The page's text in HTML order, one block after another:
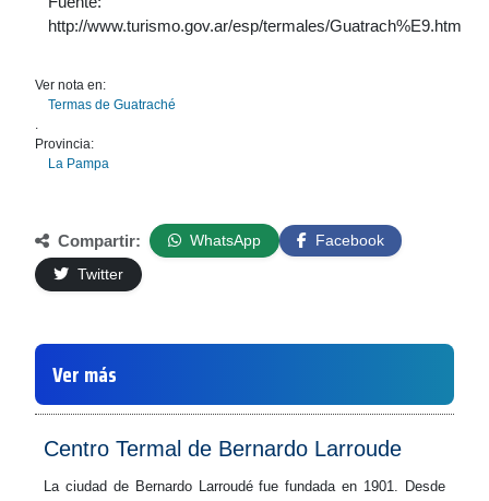
http://www.turismo.gov.ar/esp/termales/Guatrach%E9.htm
Ver nota en:
Termas de Guatraché
.
Provincia:
La Pampa
Compartir: WhatsApp
Facebook
Twitter
Ver más
Centro Termal de Bernardo Larroude
La ciudad de Bernardo Larroudé fue fundada en 1901. Desde